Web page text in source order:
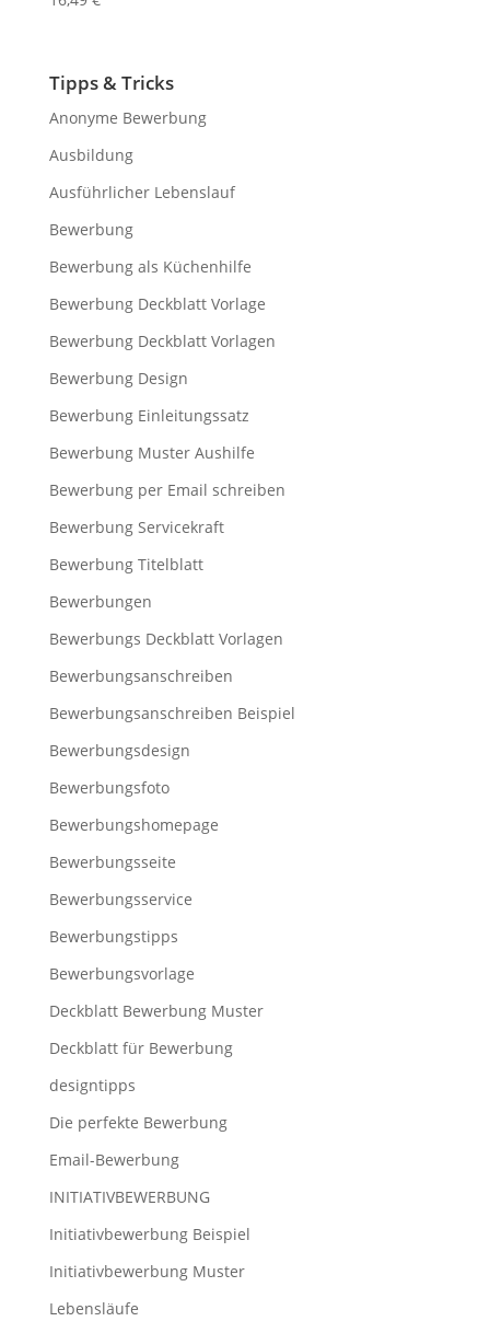
5.00
Tipps & Tricks
Anonyme Bewerbung
Ausbildung
Ausführlicher Lebenslauf
Bewerbung
Bewerbung als Küchenhilfe
Bewerbung Deckblatt Vorlage
Bewerbung Deckblatt Vorlagen
Bewerbung Design
Bewerbung Einleitungssatz
Bewerbung Muster Aushilfe
Bewerbung per Email schreiben
Bewerbung Servicekraft
Bewerbung Titelblatt
Bewerbungen
Bewerbungs Deckblatt Vorlagen
Bewerbungsanschreiben
Bewerbungsanschreiben Beispiel
Bewerbungsdesign
Bewerbungsfoto
Bewerbungshomepage
Bewerbungsseite
Bewerbungsservice
Bewerbungstipps
Bewerbungsvorlage
Deckblatt Bewerbung Muster
Deckblatt für Bewerbung
designtipps
Die perfekte Bewerbung
Email-Bewerbung
INITIATIVBEWERBUNG
Initiativbewerbung Beispiel
Initiativbewerbung Muster
Lebensläufe